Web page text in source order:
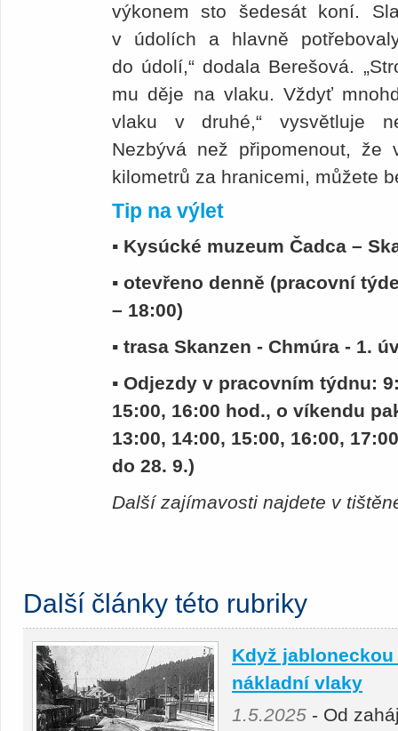
výkonem sto šedesát koní.
v údolích a hlavně
do údolí,“ dodala Berešová.
mu děje na vlaku. Vždyť
vlaku v druhé,“ vysvětluje
Nezbývá než připomenout,
kilometrů za hranicemi, můžete
Tip na výlet
▪ Kysúcké muzeum Čadca –
▪ otevřeno denně (pracovní
– 18:00)
▪ trasa Skanzen - Chmúra - 1.
▪ Odjezdy v pracovním týdnu:
15:00, 16:00 hod., o víkendu
13:00, 14:00, 15:00, 16:00,
do 28. 9.)
Další zajímavosti najdete v
Další články této rubriky
Když
nákladní vlaky
1.5.2025 - Od